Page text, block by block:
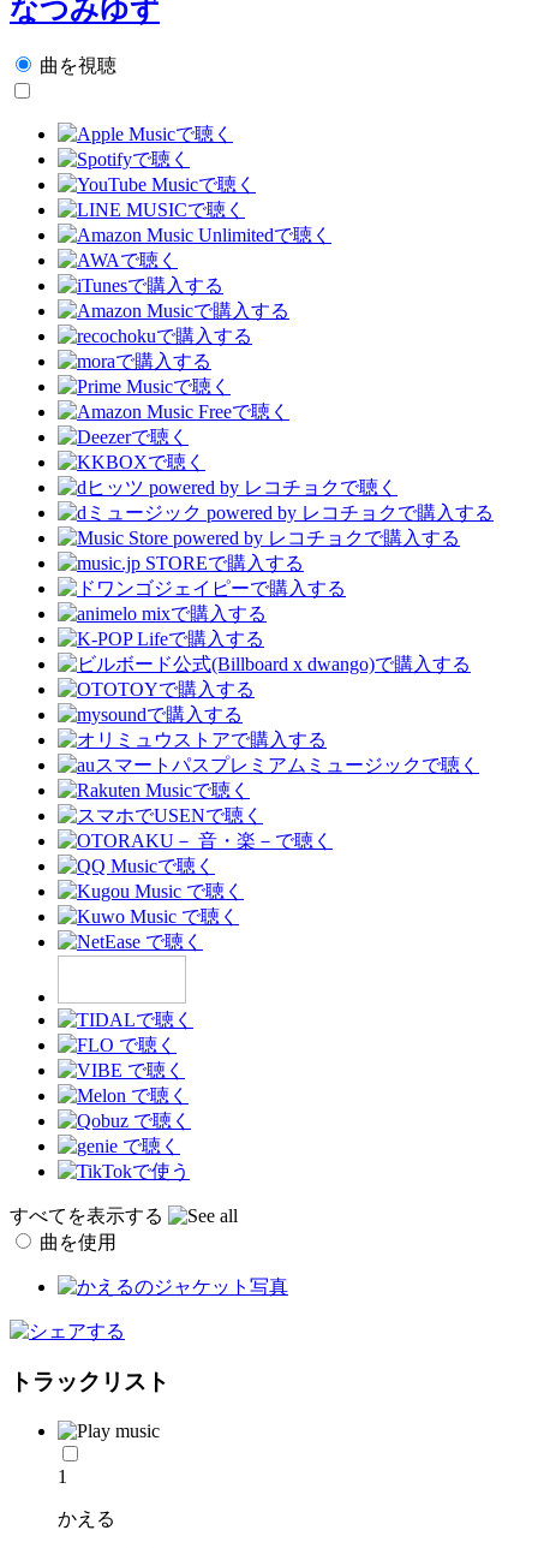
なつみゆず
曲を視聴
すべてを表示する
曲を使用
トラックリスト
1
かえる